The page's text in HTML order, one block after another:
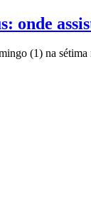
onde
(1) na